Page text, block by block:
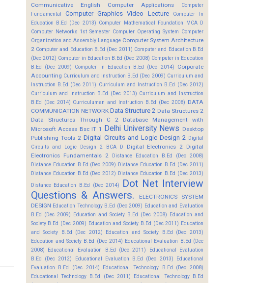
Communicative English Computer Applications
Computer
Fundamental
Computer Graphics Video Lecture
Computer In
Education B.Ed (Dec 2013) Computer Mathematical Foundation MCA D
Computer Networks 1st Semester Computer Operating System Computer
Organization and Assembly Language Computer System Architecture
2 Computer and Education B.Ed (Dec 2011) Computer and Education B.Ed
(Dec 2012) Computer in Education B.Ed (Dec 2008) Computer in Education
B.Ed (Dec 2009)
Computer in Education B.Ed (Dec 2014)
Corporate
Accounting Curriculum and Instruction B.Ed (Dec 2009) Curriculum and
Instruction B.Ed (Dec 2011) Curriculum and Instruction B.Ed (Dec 2012)
Curriculum and Instruction B.Ed (Dec 2013) Curriculum and Instruction
B.Ed (Dec 2014) Curriculuman and Instruction B.Ed (Dec 2008) DATA
COMMUNICATION NETWORK Data Structure 2 Data Structures 2
Data Structures Through C 2
Database Management with
Microsoft Access Bsc IT 1
Delhi University News Desktop
Publishing Tools 2 Digital Circuits and Logic Design 2 Digital
Circuits and Logic Design 2 BCA D
Digital Electronics 2 Digital
Electronics Fundamentals 2
Distance Education B.Ed (Dec 2008)
Distance Education B.Ed (Dec 2009) Distance Education B.Ed (Dec 2011)
Distance Education B.Ed (Dec 2012) Distance Education B.Ed (Dec 2013)
Distance Education B.Ed (Dec 2014)
Dot Net Interview
Questions & Answers.
ELECTRONICS SYSTEM
DESIGN Education Technology B.Ed (Dec 2009) Education and Evaluation
B.Ed (Dec 2009) Education and Society B.Ed (Dec 2008) Education and
Society B.Ed (Dec 2009) Education and Society B.Ed (Dec 2011) Education
and Society B.Ed (Dec 2012)
Education and Society B.Ed (Dec 2013)
Education and Society B.Ed (Dec 2014) Educational Evaluation B.Ed (Dec
2008)
Educational Evaluation B.Ed (Dec 2011)
Educational Evaluation
B.Ed (Dec 2012)
Educational Evaluation B.Ed (Dec 2013)
Educational
Evaluation B.Ed (Dec 2014)
Educational Technology B.Ed (Dec 2008)
Educational Technology B.Ed (Dec 2011)
Educational Technology B.Ed